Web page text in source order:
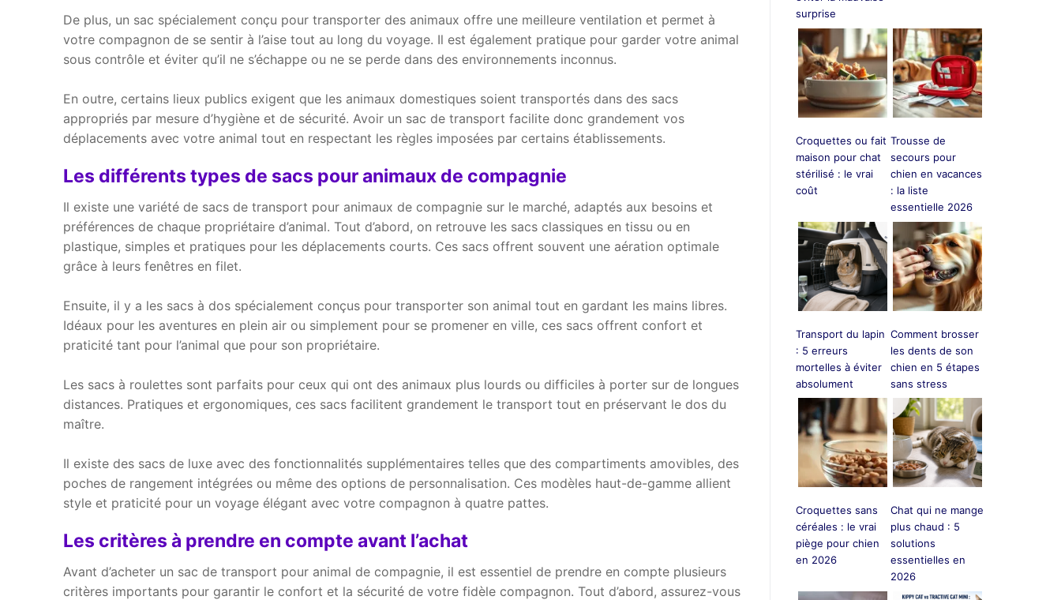
De plus, un sac spécialement conçu pour transporter des animaux offre une meilleure ventilation et permet à
votre compagnon de se sentir à l’aise tout au long du voyage. Il est également pratique pour garder votre animal
sous contrôle et éviter qu’il ne s’échappe ou ne se perde dans des environnements inconnus.
En outre, certains lieux publics exigent que les animaux domestiques soient transportés dans des sacs
appropriés par mesure d’hygiène et de sécurité. Avoir un sac de transport facilite donc grandement vos
déplacements avec votre animal tout en respectant les règles imposées par certains établissements.
Les différents types de sacs pour animaux de compagnie
Il existe une variété de sacs de transport pour animaux de compagnie sur le marché, adaptés aux besoins et
préférences de chaque propriétaire d’animal. Tout d’abord, on retrouve les sacs classiques en tissu ou en
plastique, simples et pratiques pour les déplacements courts. Ces sacs offrent souvent une aération optimale
grâce à leurs fenêtres en filet.
Ensuite, il y a les sacs à dos spécialement conçus pour transporter son animal tout en gardant les mains libres.
Idéaux pour les aventures en plein air ou simplement pour se promener en ville, ces sacs offrent confort et
praticité tant pour l’animal que pour son propriétaire.
Les sacs à roulettes sont parfaits pour ceux qui ont des animaux plus lourds ou difficiles à porter sur de longues
distances. Pratiques et ergonomiques, ces sacs facilitent grandement le transport tout en préservant le dos du
maître.
Il existe des sacs de luxe avec des fonctionnalités supplémentaires telles que des compartiments amovibles, des
poches de rangement intégrées ou même des options de personnalisation. Ces modèles haut-de-gamme allient
style et praticité pour un voyage élégant avec votre compagnon à quatre pattes.
Les critères à prendre en compte avant l’achat
Avant d’acheter un sac de transport pour animal de compagnie, il est essentiel de prendre en compte plusieurs
critères importants pour garantir le confort et la sécurité de votre fidèle compagnon. Tout d’abord, assurez-vous
surprise
Croquettes ou fait
maison pour chat
stérilisé : le vrai
coût
Trousse de
secours pour
chien en vacances
: la liste
essentielle 2026
Transport du lapin
: 5 erreurs
mortelles à éviter
absolument
Comment brosser
les dents de son
chien en 5 étapes
sans stress
Croquettes sans
céréales : le vrai
piège pour chien
en 2026
Chat qui ne mange
plus chaud : 5
solutions
essentielles en
2026